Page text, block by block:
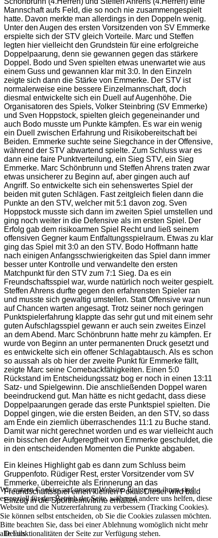
Mannschaft aufs Feld, die so noch nie zusammengespielt
hatte. Davon merkte man allerdings in den Doppeln wenig.
Unter den Augen des ersten Vorsitzenden von SV Emmerke
erspielte sich der STV gleich Vorteile. Marc und Steffen
legten hier vielleicht den Grundstein für eine erfolgreiche
Doppelpaarung, denn sie gewannen gegen das stärkere
Doppel. Bodo und Sven spielten etwas unerwartet wie aus
einem Guss und gewannen klar mit 3:0. In den Einzeln
zeigte sich dann die Stärke von Emmerke. Der STV ist
normalerweise eine bessere Einzelmannschaft, doch
diesmal entwickelte sich ein Duell auf Augenhöhe. Die
Organisatoren des Spiels, Volker Steinbring (SV Emmerke)
und Sven Hoppstock, spielten gleich gegeneinander und
auch Bodo musste um Punkte kämpfen. Es war ein wenig
ein Duell zwischen Erfahrung und Risikobereitschaft bei
Beiden. Emmerke suchte seine Siegchance in der Offensive,
während der STV abwartend spielte. Zum Schluss war es
dann eine faire Punktverteilung, ein Sieg STV, ein Sieg
Emmerke. Marc Schönbrunn und Steffen Ahrens traten zwar
etwas unsicherer zu Beginn auf, aber gingen auch auf
Angriff. So entwickelte sich ein sehenswertes Spiel der
beiden mit guten Schlägen. Fast zeitgleich fielen dann die
Punkte an den STV, welcher mit 5:1 davon zog. Sven
Hoppstock musste sich dann im zweiten Spiel umstellen und
ging noch weiter in die Defensive als im ersten Spiel. Der
Erfolg gab dem risikoarmen Spiel Recht und ließ seinem
offensiven Gegner kaum Entfaltungsspielraum. Etwas zu klar
ging das Spiel mit 3:0 an den STV. Bodo Hoffmann hatte
nach einigen Anfangsschwierigkeiten das Spiel dann immer
besser unter Kontrolle und verwandelte den ersten
Matchpunkt für den STV zum 7:1 Sieg. Da es ein
Freundschaftsspiel war, wurde natürlich noch weiter gespielt.
Steffen Ahrens durfte gegen den erfahrensten Spieler ran
und musste sich gewaltig umstellen. Statt Offensive war nun
auf Chancen warten angesagt. Trotz seiner noch geringen
Punktspielerfahrung klappte das sehr gut und mit einem sehr
guten Aufschlagsspiel gewann er auch sein zweites Einzel
an dem Abend. Marc Schönbrunn hatte mehr zu kämpfen. Er
wurde von Beginn an unter permanenten Druck gesetzt und
es entwickelte sich ein offener Schlagabtausch. Als es schon
so aussah als ob hier der zweite Punkt für Emmerke fällt,
zeigte Marc seine Comebackfähigkeiten. Einen 5:0
Rückstand im Entscheidungssatz bog er noch in einen 13:11
Satz- und Spielgewinn. Die anschließenden Doppel waren
beeindruckend gut. Man hätte es nicht gedacht, dass diese
Doppelpaarungen gerade das erste Punktspiel spielten. Die
Doppel gingen, wie die ersten Beiden, an den STV, so dass
am Ende ein ziemlich überraschendes 11:1 zu Buche stand.
Damit war nicht gerechnet worden und es war vielleicht auch
ein bisschen der Aufgeregtheit von Emmerke geschuldet, die
in den entscheidenden Momenten die Punkte abgaben.
Ein kleines Highlight gab es dann zum Schluss beim
Gruppenfoto. Rüdiger Rest, erster Vorsitzender vom SV
Emmerke, überreichte als Erinnerung an das
Freundschaftsspiel einen kleinen Pokal. Dieser wird bald
Einzug in die Sportheimvitrine erhalten.
Details
Wir nutzen Cookies auf unserer Website. Einige von ihnen sind
essenziell für den Betrieb der Seite, während andere uns helfen, diese
Website und die Nutzererfahrung zu verbessern (Tracking Cookies).
Sie können selbst entscheiden, ob Sie die Cookies zulassen möchten.
Bitte beachten Sie, dass bei einer Ablehnung womöglich nicht mehr
alle Funktionalitäten der Seite zur Verfügung stehen.